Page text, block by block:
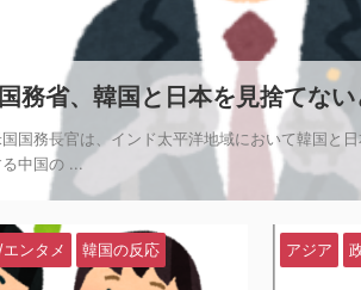
ったからね」
務省、韓国と日本を見捨てない
国務長官は、インド太平洋地域において韓国と
中国の ...
ンタメ 韓国の反応 アジア